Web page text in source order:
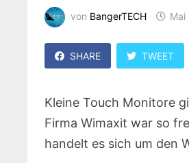
von BangerTECH Mai
SHARE TWEET
Kleine Touch Monitore
Firma Wimaxit war so
handelt es sich um den